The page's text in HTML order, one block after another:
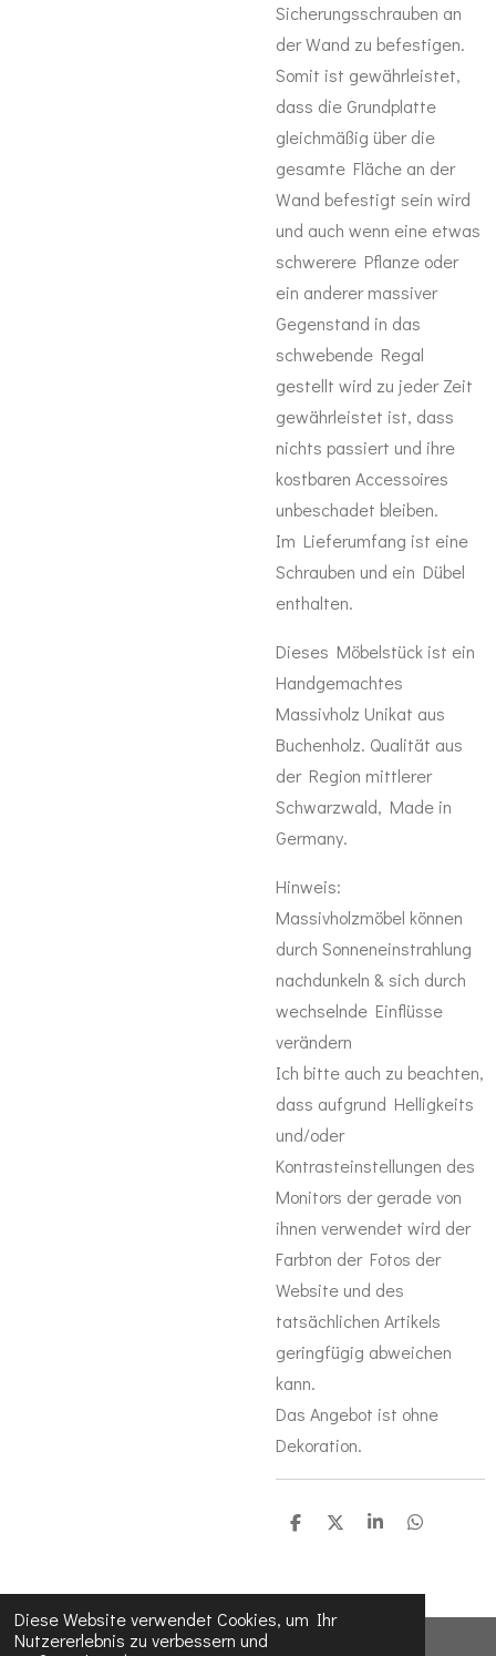
Diese Website verwendet Cookies, um Ihr
Nutzererlebnis zu verbessern und
Sicherungsschrauben an
der Wand zu befestigen.
Somit ist gewährleistet,
dass die Grundplatte
gleichmäßig über die
gesamte Fläche an der
Wand befestigt sein wird
und auch wenn eine etwas
schwerere Pflanze oder
ein anderer massiver
Gegenstand in das
schwebende Regal
gestellt wird zu jeder Zeit
gewährleistet ist, dass
nichts passiert und ihre
kostbaren Accessoires
unbeschadet bleiben.
Im Lieferumfang ist eine
Schrauben und ein Dübel
enthalten.
Dieses Möbelstück ist ein
Handgemachtes
Massivholz Unikat aus
Buchenholz. Qualität aus
der Region mittlerer
Schwarzwald, Made in
Germany.
Hinweis:
Massivholzmöbel können
durch Sonneneinstrahlung
nachdunkeln & sich durch
wechselnde Einflüsse
verändern
Ich bitte auch zu beachten,
dass aufgrund Helligkeits
und/oder
Kontrasteinstellungen des
Monitors der gerade von
ihnen verwendet wird der
Farbton der Fotos der
Website und des
tatsächlichen Artikels
geringfügig abweichen
kann.
Das Angebot ist ohne
Dekoration.
T
e
n
T
e
n
T
e
T
e